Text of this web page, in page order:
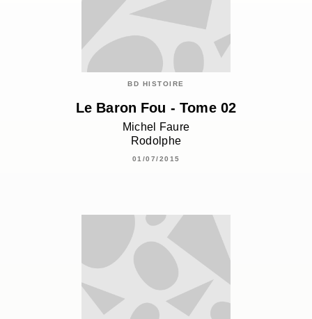
BD HISTOIRE
Le Baron Fou - Tome 02
Michel Faure
Rodolphe
01/07/2015